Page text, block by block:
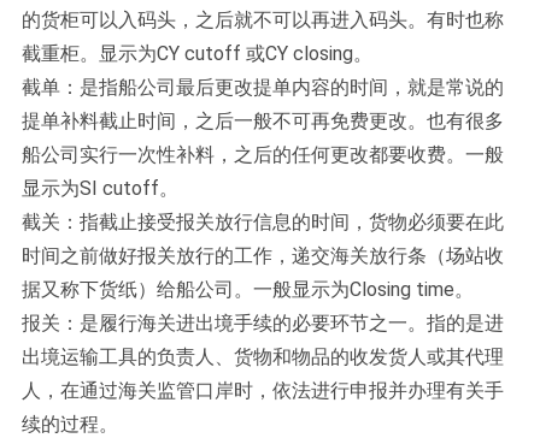
的货柜可以入码头，之后就不可以再进入码头。有时也称
截重柜。显示为CY cutoff 或CY closing。
截单：是指船公司最后更改提单内容的时间，就是常说的
提单补料截止时间，之后一般不可再免费更改。也有很多
船公司实行一次性补料，之后的任何更改都要收费。一般
显示为SI cutoff。
截关：指截止接受报关放行信息的时间，货物必须要在此
时间之前做好报关放行的工作，递交海关放行条（场站收
据又称下货纸）给船公司。一般显示为Closing time。
报关：是履行海关进出境手续的必要环节之一。指的是进
出境运输工具的负责人、货物和物品的收发货人或其代理
人，在通过海关监管口岸时，依法进行申报并办理有关手
续的过程。